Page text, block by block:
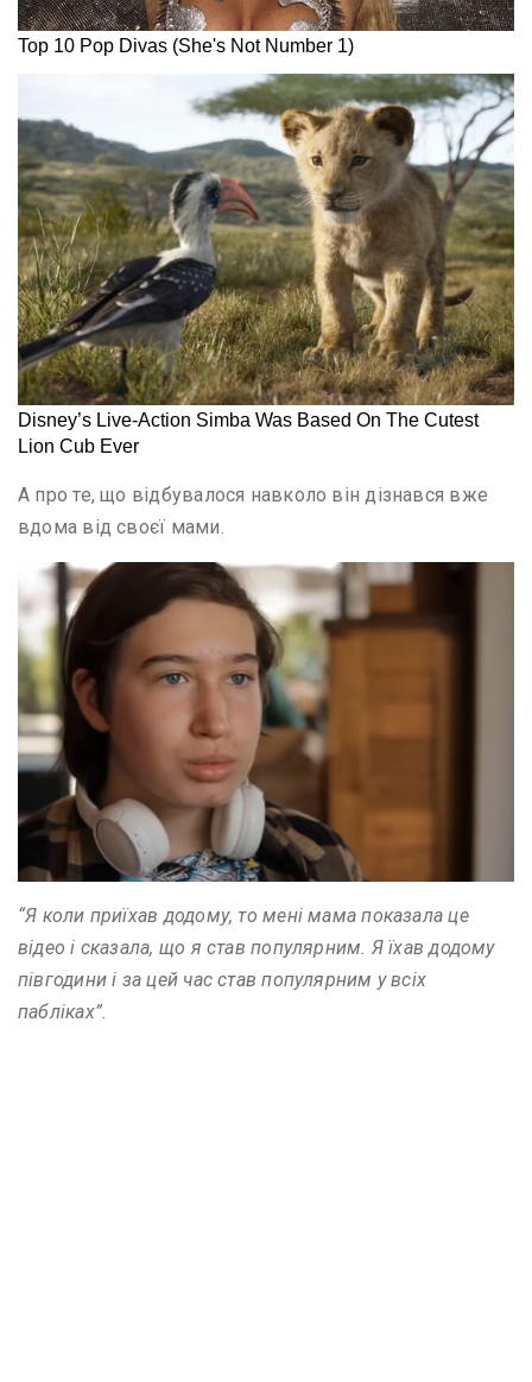
А про те, що відбувалося навколо він дізнався вже
вдома від своєї мами.
“Я коли приїхав додому, то мені мама показала це
відео і сказала, що я став популярним. Я їхав додому
півгодини і за цей час став популярним у всіх
пабліках”.